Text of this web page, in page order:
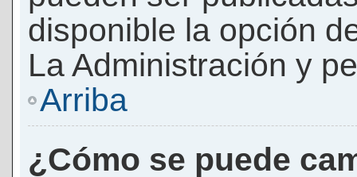
disponible la opción
La Administración y
Arriba
¿Cómo se puede